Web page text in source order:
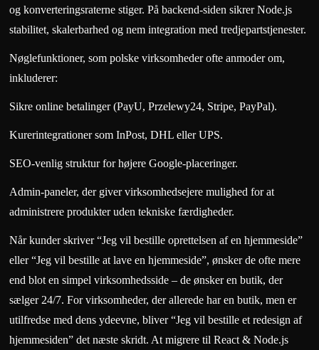
og konverteringsraterne stiger. På backend-siden sikrer Node.js
stabilitet, skalerbarhed og nem integration med tredjepartstjenester.
Nøglefunktioner, som polske virksomheder ofte anmoder om,
inkluderer:
Sikre online betalinger (PayU, Przelewy24, Stripe, PayPal).
Kurerintegrationer som InPost, DHL eller UPS.
SEO-venlig struktur for højere Google-placeringer.
Admin-paneler, der giver virksomhedsejere mulighed for at
administrere produkter uden tekniske færdigheder.
Når kunder skriver “Jeg vil bestille oprettelsen af en hjemmeside”
eller “Jeg vil bestille at lave en hjemmeside”, ønsker de ofte mere
end blot en simpel virksomhedsside – de ønsker en butik, der
sælger 24/7. For virksomheder, der allerede har en butik, men er
utilfredse med dens ydeevne, bliver “Jeg vil bestille et redesign af
hjemmesiden” det næste skridt. At migrere til React & Node.js